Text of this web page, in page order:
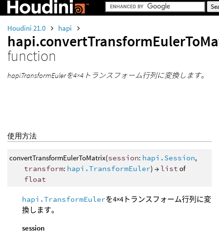
Houdini 21.0 hapi
function
hapi.TransformEulerを4×4トランスフォーム行列に変換します。
使用方法
convertTransformEulerToMatrix(session: hapi.Session,
transform: hapi.TransformEuler) → list of
float
hapi.TransformEulerを4×4トランスフォーム行列に変
換します。
session